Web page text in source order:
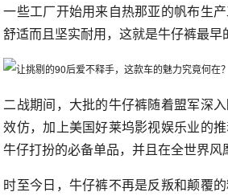
一些工厂开始用来自热那亚的帆布生
舒适而且坚实耐用，这就是牛仔裤最早
二战期间，大批的牛仔裤随着盟军深
效仿，加上美国好莱坞影视娱乐业的
牛仔打扮的必备单品，并且在全世界风
时至今日，牛仔裤不再是反叛和颠覆